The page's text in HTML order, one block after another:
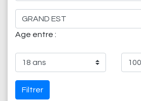
Age entre :
Filtrer